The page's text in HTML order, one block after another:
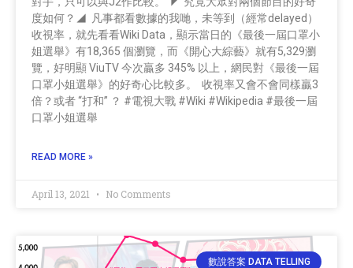
度如何？◢ 凡事都看數據的我哋，未等到（經常delayed）
收視率，就先看看Wiki Data，顯示當日的《最後一屆口罩小
姐選舉》有18,365 個瀏覽，而《開心大綜藝》就有5,329瀏
覽，好明顯 ViuTV 今次贏多 345% 以上，網民對《最後一屆
口罩小姐選舉》的好奇心比較多。 收視率又會不會同樣贏3
倍？或者 “打和” ？ #電視大戰 #Wiki #Wikipedia #最後一屆
口罩小姐選舉
READ MORE »
April 13, 2021 No Comments
數說答案 DATA TELLING